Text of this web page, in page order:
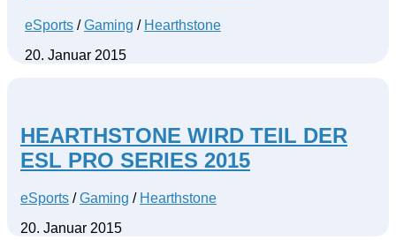
eSports /Gaming / Hearthstone
20. Januar 2015
HEARTHSTONE WIRD TEIL DER
ESL PRO SERIES 2015
eSports /Gaming / Hearthstone
20. Januar 2015